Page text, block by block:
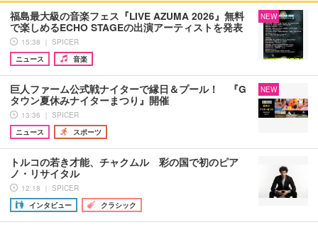
福島最大級の音楽フェス『LIVE AZUMA 2026』無料
で楽しめるECHO STAGEの出演アーティストを発表
15:38 ｜ SPICER
ニュース
音楽
NEW
巨人ファーム公式戦ナイターで縁日＆プール！ 『G
タウン夏休みナイターまつり』開催
13:36 ｜ SPICER
ニュース
スポーツ
NEW
トルコの若き才能、チャクムル 彩の国で初のピア
ノ・リサイタル
12:18 ｜ SPICER
インタビュー
クラシック